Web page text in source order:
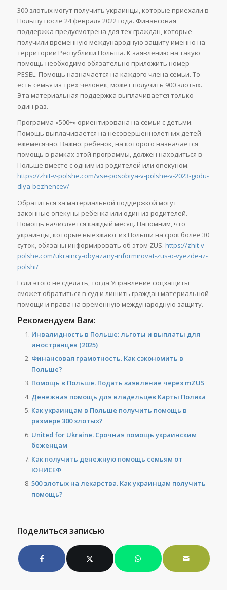
300 злотых могут получить украинцы, которые приехали в
Польшу после 24 февраля 2022 года. Финансовая
поддержка предусмотрена для тех граждан, которые
получили временную международную защиту именно на
территории Республики Польша. К заявлению на такую
помощь необходимо обязательно приложить номер
PESEL. Помощь назначается на каждого члена семьи. То
есть семья из трех человек, может получить 900 злотых.
Эта материальная поддержка выплачивается только
один раз.
Программа «500+» ориентирована на семьи с детьми.
Помощь выплачивается на несовершеннолетних детей
ежемесячно. Важно: ребенок, на которого назначается
помощь в рамках этой программы, должен находиться в
Польше вместе с одним из родителей или опекуном.
https://zhit-v-polshe.com/vse-posobiya-v-polshe-v-2023-godu-
dlya-bezhencev/
Обратиться за материальной поддержкой могут
законные опекуны ребенка или один из родителей.
Помощь начисляется каждый месяц. Напомним, что
украинцы, которые выезжают из Польши на срок более 30
суток, обязаны информировать об этом ZUS. https://zhit-v-
polshe.com/ukraincy-obyazany-informirovat-zus-o-vyezde-iz-
polshi/
Если этого не сделать, тогда Управление соцзащиты
сможет обратиться в суд и лишить граждан материальной
помощи и права на временную международную защиту.
Рекомендуем Вам:
Инвалидность в Польше: льготы и выплаты для
иностранцев (2025)
Финансовая грамотность. Как сэкономить в
Польше?
Помощь в Польше. Подать заявление через mZUS
Денежная помощь для владельцев Карты Поляка
Как украинцам в Польше получить помощь в
размере 300 злотых?
United for Ukraine. Срочная помощь украинским
беженцам
Как получить денежную помощь семьям от
ЮНИСЕФ
500 злотых на лекарства. Как украинцам получить
помощь?
Поделиться записью